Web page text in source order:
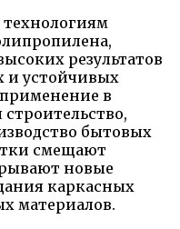
результатов
и устойчивых
в
бытовых
смещают
новые
каркасных
материалов.